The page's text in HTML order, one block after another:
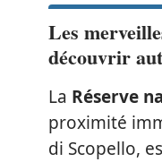
Les
découvrir
La Réserve
proximité
di Scopello,